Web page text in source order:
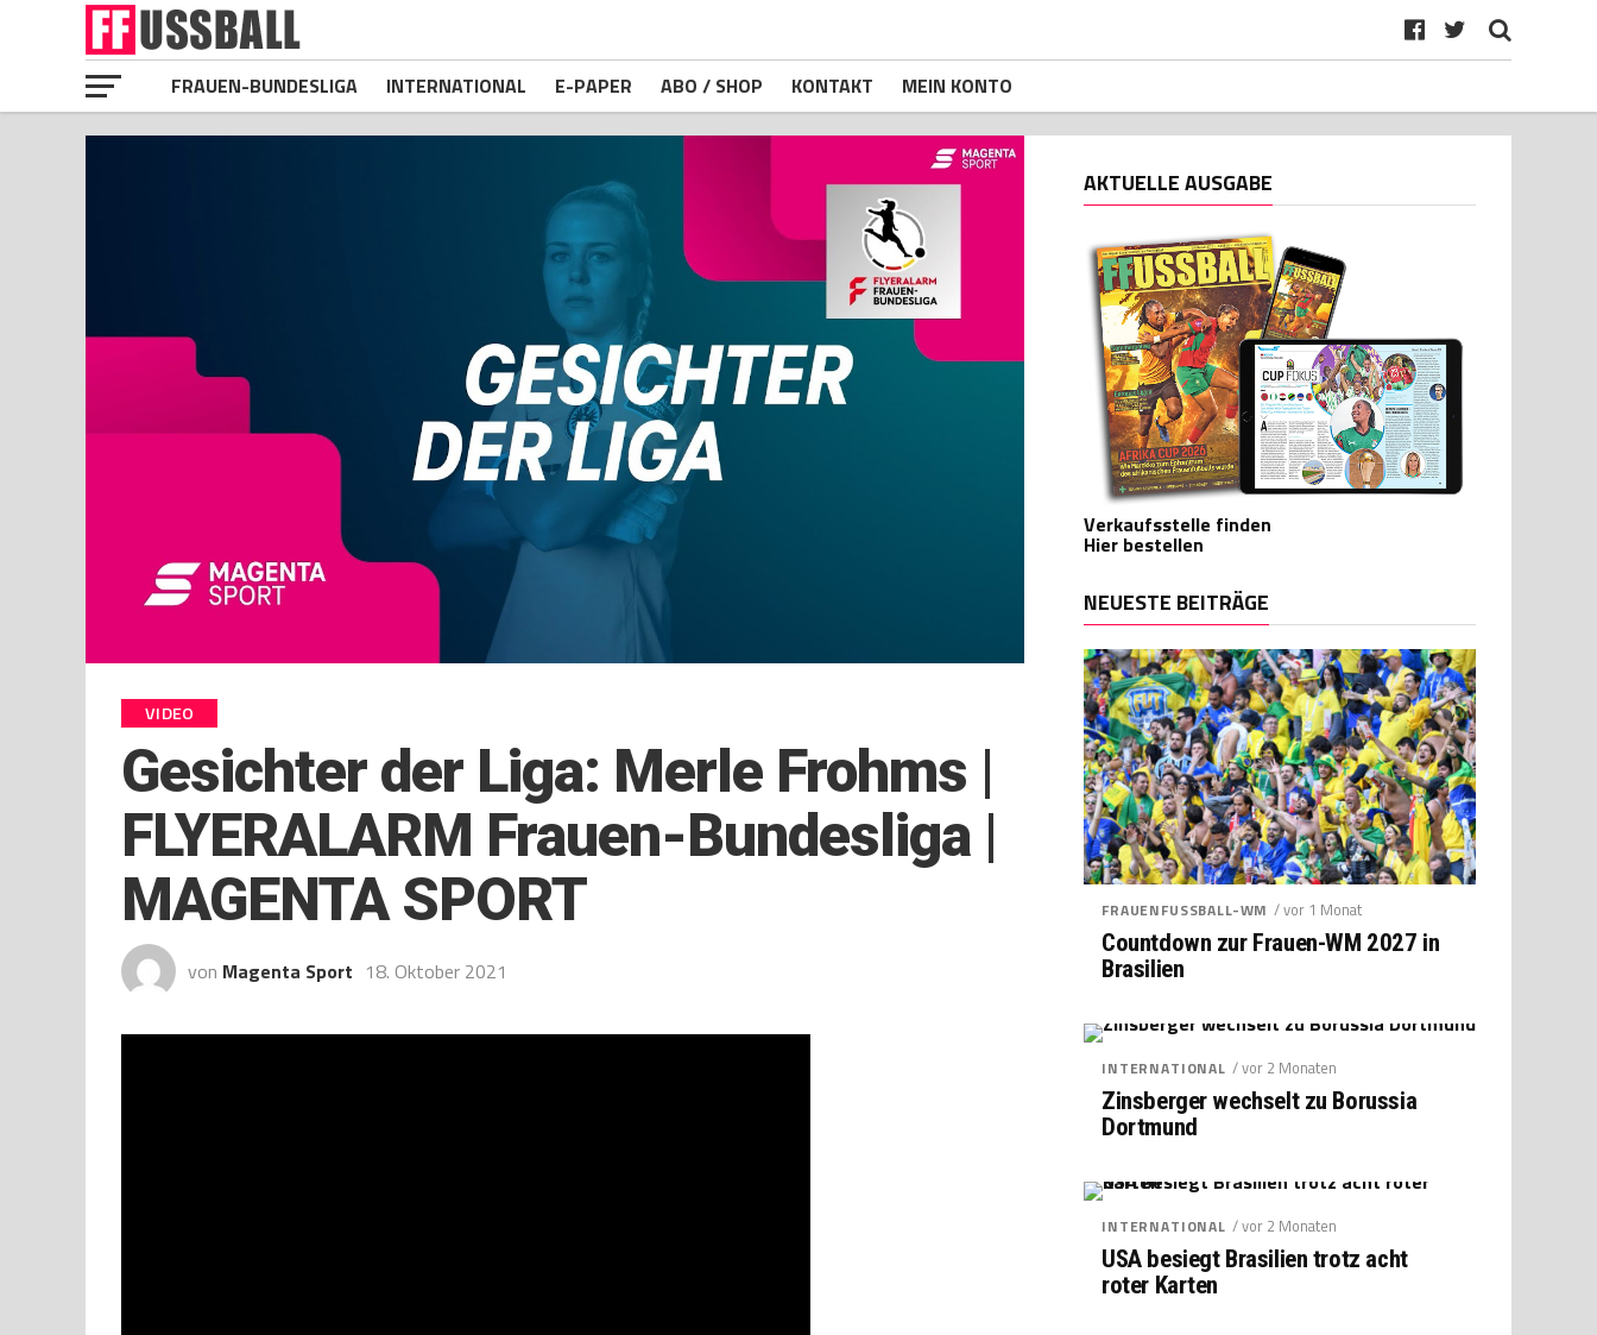
FRAUEN-BUNDESLIGA INTERNATIONAL E-PAPER ABO / SHOP KONTAKT MEIN KONTO
VIDEO
Gesichter der Liga: Merle Frohms |
FLYERALARM Frauen-Bundesliga |
MAGENTA SPORT
von Magenta Sport 18. Oktober 2021
AKTUELLE AUSGABE
Verkaufsstelle finden
Hier bestellen
NEUESTE BEITRÄGE
FRAUENFUSSBALL-WM / vor 1 Monat
Countdown zur Frauen-WM 2027 in
Brasilien
INTERNATIONAL / vor 2 Monaten
Zinsberger wechselt zu Borussia
Dortmund
INTERNATIONAL / vor 2 Monaten
USA besiegt Brasilien trotz acht
roter Karten